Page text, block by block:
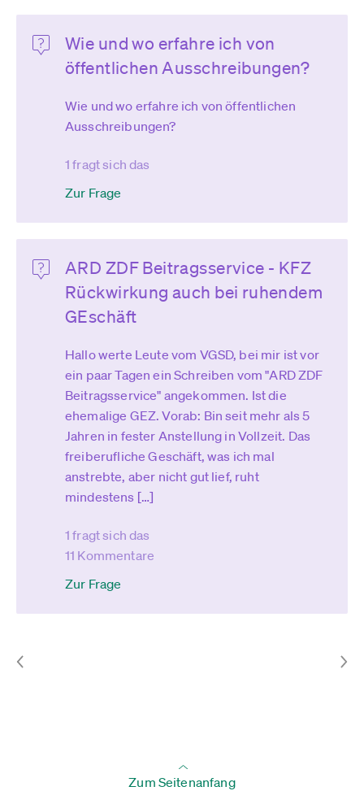
Wie und wo erfahre ich von
öffentlichen Ausschreibungen?
Wie und wo erfahre ich von öffentlichen
Ausschreibungen?
1 fragt sich das
Zur Frage
ARD ZDF Beitragsservice - KFZ
Rückwirkung auch bei ruhendem
GEschäft
Hallo werte Leute vom VGSD, bei mir ist vor
ein paar Tagen ein Schreiben vom "ARD ZDF
Beitragsservice" angekommen. Ist die
ehemalige GEZ. Vorab: Bin seit mehr als 5
Jahren in fester Anstellung in Vollzeit. Das
freiberufliche Geschäft, was ich mal
anstrebte, aber nicht gut lief, ruht
mindestens […]
1 fragt sich das
11 Kommentare
Zur Frage
Zum Seitenanfang